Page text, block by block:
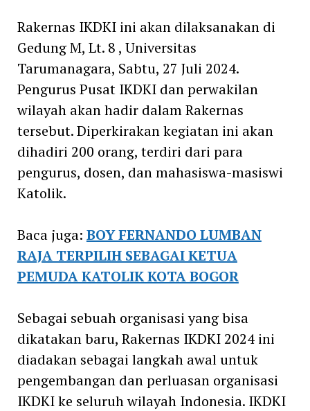
Rakernas IKDKI ini akan dilaksanakan di
Gedung M, Lt. 8 , Universitas
Tarumanagara, Sabtu, 27 Juli 2024.
Pengurus Pusat IKDKI dan perwakilan
wilayah akan hadir dalam Rakernas
tersebut. Diperkirakan kegiatan ini akan
dihadiri 200 orang, terdiri dari para
pengurus, dosen, dan mahasiswa-masiswi
Katolik.
Baca juga: BOY FERNANDO LUMBAN
RAJA TERPILIH SEBAGAI KETUA
PEMUDA KATOLIK KOTA BOGOR
Sebagai sebuah organisasi yang bisa
dikatakan baru, Rakernas IKDKI 2024 ini
diadakan sebagai langkah awal untuk
pengembangan dan perluasan organisasi
IKDKI ke seluruh wilayah Indonesia. IKDKI